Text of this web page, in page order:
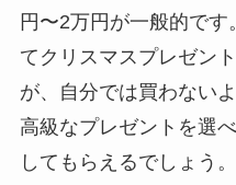
円〜2万円が一般的で
てクリスマスプレゼン
が、自分では買わない
高級なプレゼントを選
してもらえるでしょう。